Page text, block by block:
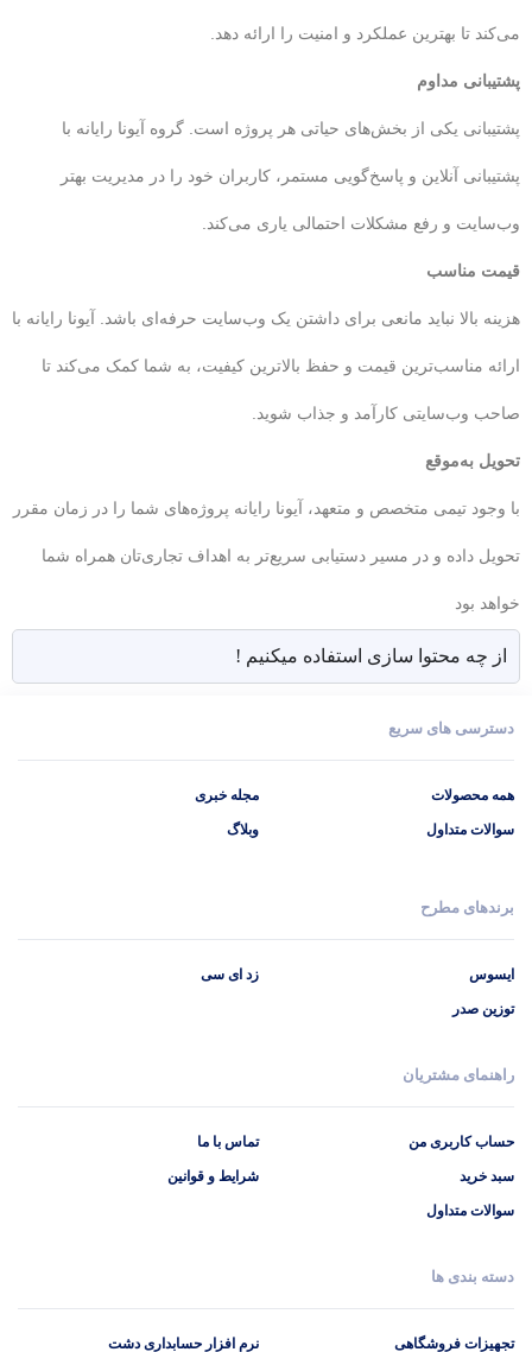
می‌کند تا بهترین عملکرد و امنیت را ارائه دهد.
پشتیبانی مداوم
پشتیبانی یکی از بخش‌های حیاتی هر پروژه است. گروه آیونا رایانه با
پشتیبانی آنلاین و پاسخ‌گویی مستمر، کاربران خود را در مدیریت بهتر
وب‌سایت و رفع مشکلات احتمالی یاری می‌کند.
قیمت مناسب
هزینه بالا نباید مانعی برای داشتن یک وب‌سایت حرفه‌ای باشد. آیونا رایانه با
ارائه مناسب‌ترین قیمت و حفظ بالاترین کیفیت، به شما کمک می‌کند تا
صاحب وب‌سایتی کارآمد و جذاب شوید.
تحویل به‌موقع
با وجود تیمی متخصص و متعهد، آیونا رایانه پروژه‌های شما را در زمان مقرر
تحویل داده و در مسیر دستیابی سریع‌تر به اهداف تجاری‌تان همراه شما
خواهد بود
از چه محتوا سازی استفاده میکنیم !
دسترسی های سریع
همه محصولات
سوالات متداول
مجله خبری
وبلاگ
برندهای مطرح
ایسوس
توزین صدر
زد ای سی
راهنمای مشتریان
حساب کاربری من
سبد خرید
سوالات متداول
تماس با ما
شرایط و قوانین
دسته بندی ها
تجهیزات فروشگاهی نرم افزار حسابداری دشت